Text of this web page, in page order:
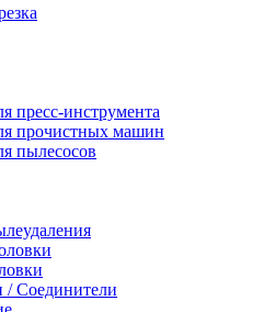
пресс-инструмента
прочистных машин
пылесосов
/ Соединители